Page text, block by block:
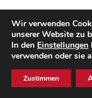
Wir verwenden
unserer Website zu
In den Einstellungen
verwenden oder sie
Zustimmen